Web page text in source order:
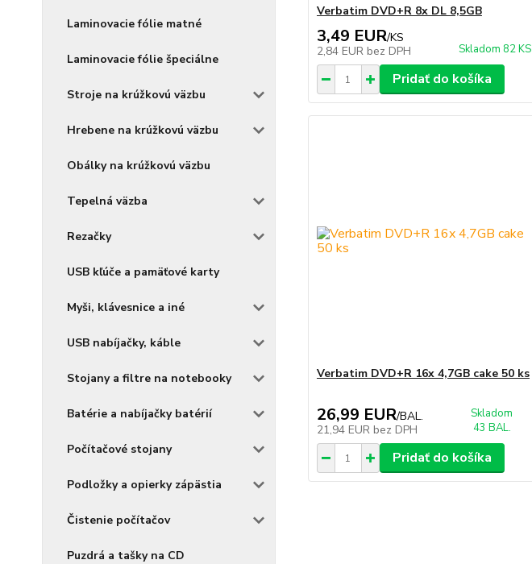
Laminovacie fólie matné
Laminovacie fólie špeciálne
Stroje na krúžkovú väzbu
Hrebene na krúžkovú väzbu
Obálky na krúžkovú väzbu
Tepelná väzba
Rezačky
USB kľúče a pamäťové karty
Myši, klávesnice a iné
USB nabíjačky, káble
Stojany a filtre na notebooky
Batérie a nabíjačky batérií
Počítačové stojany
Podložky a opierky zápästia
Čistenie počítačov
Puzdrá a tašky na CD
Verbatim DVD+R 8x DL 8,5GB
3,49 EUR/KS
2,84 EUR bez DPH Skladom 82 KS
Pridať do košíka
Verbatim DVD+R 16x 4,7GB cake 50 ks
26,99 EUR/BAL.
21,94 EUR bez DPH
Skladom
43 BAL.
Pridať do košíka